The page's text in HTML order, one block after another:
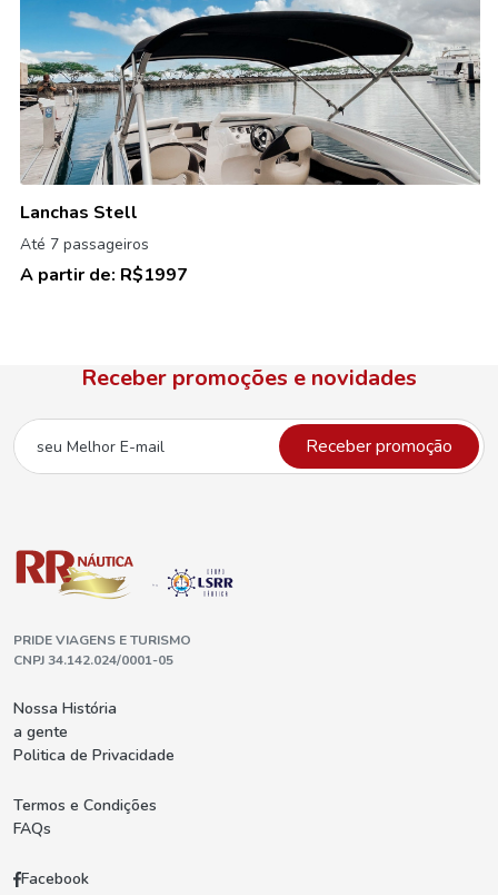
Lanchas Stell
Até 7 passageiros
A partir de: R$1997
Receber promoções e novidades
Receber promoção
PRIDE VIAGENS E TURISMO
CNPJ 34.142.024/0001-05
Nossa História
a gente
Politica de Privacidade
Termos e Condições
FAQs
Facebook